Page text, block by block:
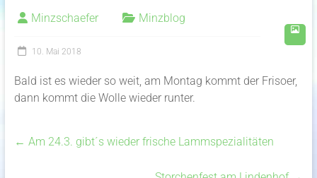
Minzschaefer Minzblog
10. Mai 2018
Bald ist es wieder so weit, am Montag kommt der Frisoer,
dann kommt die Wolle wieder runter.
← Am 24.3. gibt´s wieder frische Lammspezialitäten